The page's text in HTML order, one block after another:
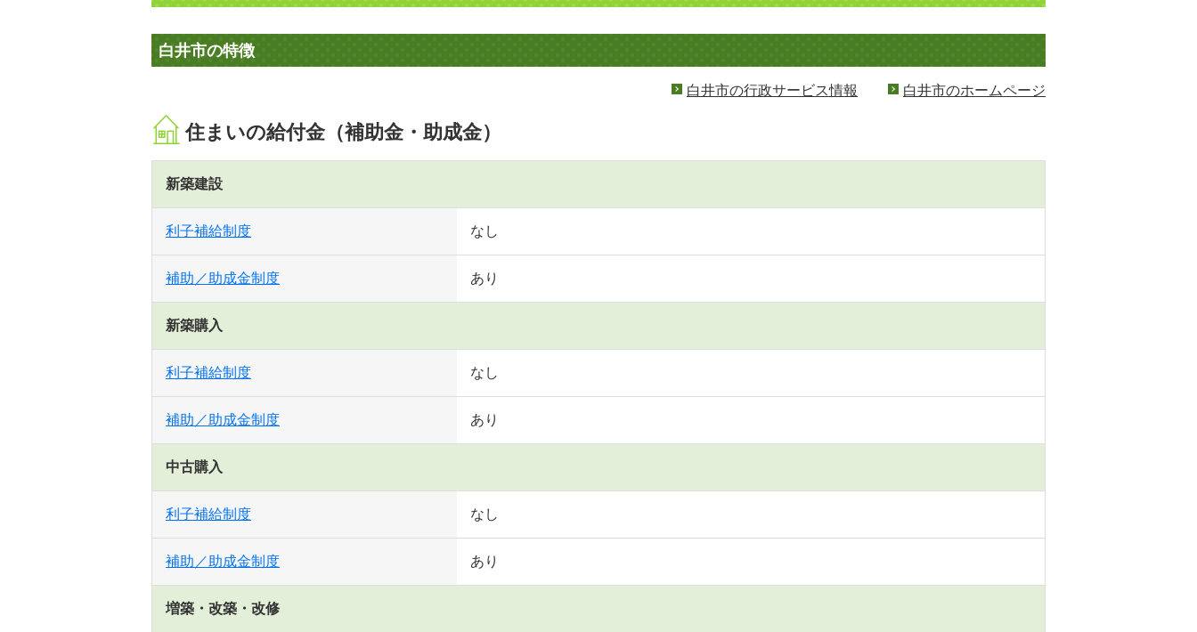
白井市の特徴
白井市の行政サービス情報 白井市のホームページ
住まいの給付金（補助金・助成金）
新築建設
利子補給制度 なし
補助／助成金制度 あり
新築購入
利子補給制度 なし
補助／助成金制度 あり
中古購入
利子補給制度 なし
補助／助成金制度 あり
増築・改築・改修